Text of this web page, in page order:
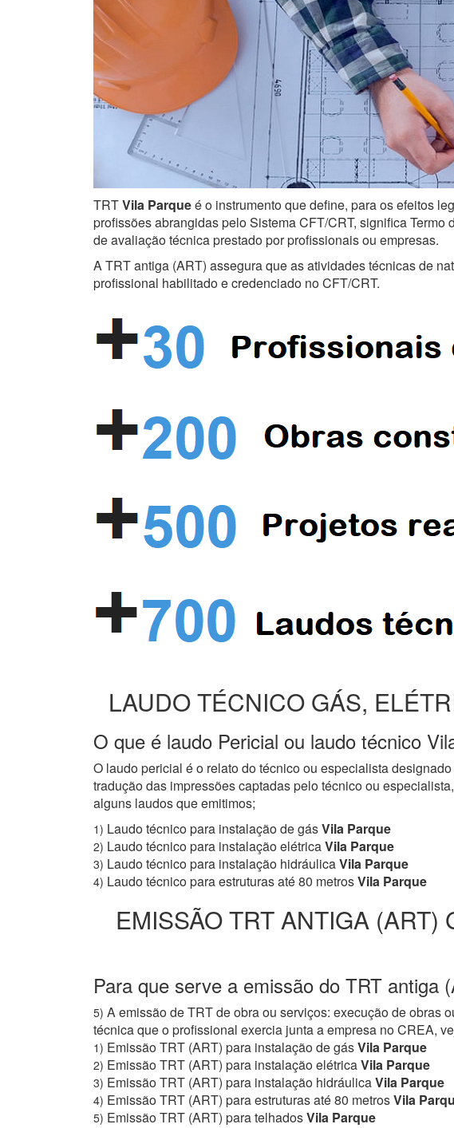
TRTVila Parqueé o instrumento que define, para os efeitos
profissões abrangidas pelo Sistema CFT/CRT, significa
de avaliação técnica prestado por profissionais ou empresas.
A TRT antiga (ART) assegura que as atividades técnicas de
profissional habilitado e credenciado no CFT/CRT.
LAUDO TÉCNICO GÁS,
O que é laudo Pericial ou laudo técnico
O laudo pericial é o relato do técnico ou especialista
tradução das impressões captadas pelo técnico ou
alguns laudos que emitimos;
1) Laudo técnico para instalação de gásVila Parque
2) Laudo técnico para instalação elétricaVila Parque
3) Laudo técnico para instalação hidráulicaVila Parque
4) Laudo técnico para estruturas até 80 metrosVila Parque
EMISSÃO TRT ANTIGA
Para que serve a emissão do TRT antiga
5) A emissão de TRT de obra ou serviços: execução de obras
técnica que o profissional exercia junta a empresa no CREA,
1) Emissão TRT (ART) para instalação de gásVila Parque
2) Emissão TRT (ART) para instalação elétricaVila Parque
3) Emissão TRT (ART) para instalação hidráulicaVila Parque
4) Emissão TRT (ART) para estruturas até 80 metrosVila
5) Emissão TRT (ART) para telhadosVila Parque